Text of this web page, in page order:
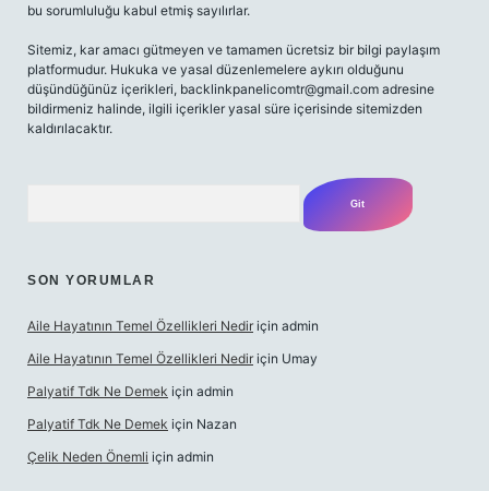
bu sorumluluğu kabul etmiş sayılırlar.
Sitemiz, kar amacı gütmeyen ve tamamen ücretsiz bir bilgi paylaşım
platformudur. Hukuka ve yasal düzenlemelere aykırı olduğunu
düşündüğünüz içerikleri, backlinkpanelicomtr@gmail.com adresine
bildirmeniz halinde, ilgili içerikler yasal süre içerisinde sitemizden
kaldırılacaktır.
SON YORUMLAR
Aile Hayatının Temel Özellikleri Nedir için admin
Aile Hayatının Temel Özellikleri Nedir için Umay
Palyatif Tdk Ne Demek için admin
Palyatif Tdk Ne Demek için Nazan
Çelik Neden Önemli için admin